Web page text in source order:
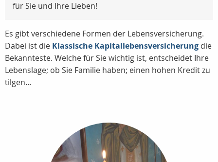
für Sie und Ihre Lieben!
Es gibt verschiedene Formen der Lebensversicherung.
Dabei ist die Klassische Kapitallebensversicherung die
Bekannteste. Welche für Sie wichtig ist, entscheidet Ihre
Lebenslage; ob Sie Familie haben; einen hohen Kredit zu
tilgen...